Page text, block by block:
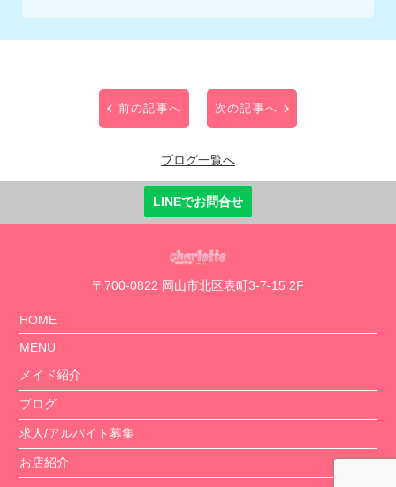
前の記事へ 次の記事へ
ブログ一覧へ
LINEでお問合せ
〒700-0822 岡山市北区表町3-7-15 2F
HOME
MENU
メイド紹介
ブログ
求人/アルバイト募集
お店紹介